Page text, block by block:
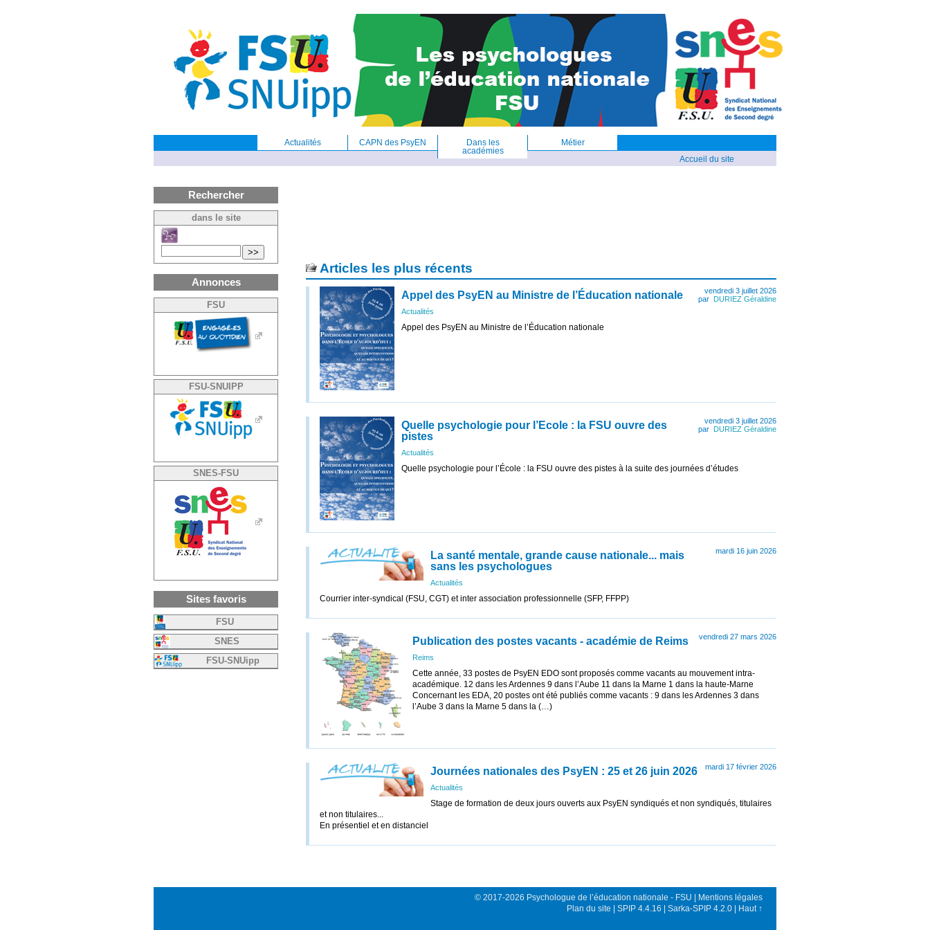
Actualités CAPN des PsyEN
Dans les
académies
Métier
Accueil du site
Articles les plus récents
vendredi 3 juillet 2026
par DURIEZ Géraldine
Appel des PsyEN au Ministre de l’Éducation nationale
Actualités
Appel des PsyEN au Ministre de l’Éducation nationale
vendredi 3 juillet 2026
par DURIEZ Géraldine
Quelle psychologie pour l’Ecole : la FSU ouvre des
pistes
Actualités
Quelle psychologie pour l’École : la FSU ouvre des pistes à la suite des journées d’études
mardi 16 juin 2026
La santé mentale, grande cause nationale... mais
sans les psychologues
Actualités
Courrier inter-syndical (FSU, CGT) et inter association professionnelle (SFP, FFPP)
vendredi 27 mars 2026
Publication des postes vacants - académie de Reims
Reims
Cette année, 33 postes de PsyEN EDO sont proposés comme vacants au mouvement intra-
académique. 12 dans les Ardennes 9 dans l’Aube 11 dans la Marne 1 dans la haute-Marne
Concernant les EDA, 20 postes ont été publiés comme vacants : 9 dans les Ardennes 3 dans
l’Aube 3 dans la Marne 5 dans la (…)
mardi 17 février 2026
Journées nationales des PsyEN : 25 et 26 juin 2026
Actualités
Stage de formation de deux jours ouverts aux PsyEN syndiqués et non syndiqués, titulaires
et non titulaires...
En présentiel et en distanciel
Rechercher
dans le site
>>
Annonces
FSU
FSU-SNUIPP
SNES-FSU
Sites favoris
FSU
SNES
FSU-SNUipp
© 2017-2026 Psychologue de l’éducation nationale - FSU |
Mentions légales
Plan du site
SPIP 4.4.16 Sarka-SPIP 4.2.0 Haut ↑